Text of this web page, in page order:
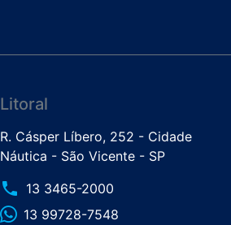
Litoral
R. Cásper Líbero, 252 - Cidade
Náutica - São Vicente - SP
phone 13 3465-2000
13 99728-7548